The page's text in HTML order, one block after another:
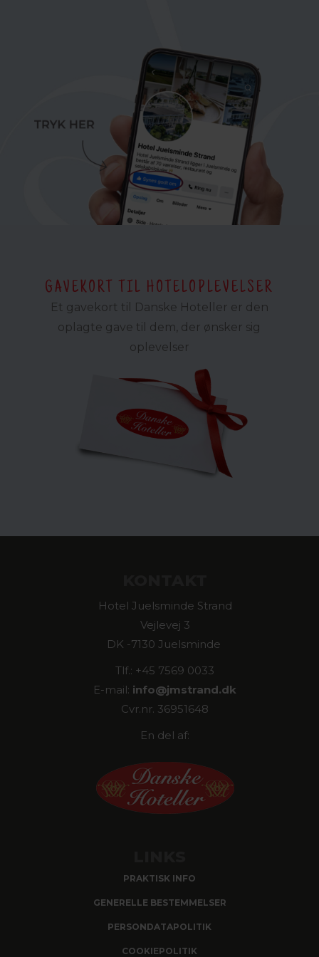
GAVEKORT TIL HOTELOPLEVELSER
Et gavekort til Danske Hoteller er den
oplagte gave til dem, der ønsker sig
oplevelser
Hotel Juelsminde Strand
Vejlevej 3
DK -7130 Juelsminde
Tlf.: +45 7569 0033
E-mail: info@jmstrand.dk
Cvr.nr. 36951648
En del af:
PRAKTISK INFO
GENERELLE BESTEMMELSER
PERSONDATAPOLITIK
COOKIEPOLITIK